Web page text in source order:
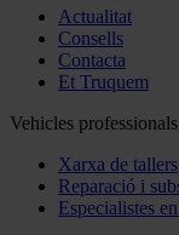
Actualitat
Consells
Contacta
Et Truquem
Vehicles professionals
Xarxa de tallers
Reparació i
Especialistes